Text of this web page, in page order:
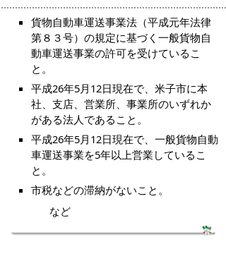
貨物自動車運送事業法（平成元年法律
第８３号）の規定に基づく一般貨物自
動車運送事業の許可を受けているこ
と。
平成26年5月12日現在で、米子市に本
社、支店、営業所、事業所のいずれか
がある法人であること。
平成26年5月12日現在で、一般貨物自動
車運送事業を5年以上営業しているこ
と。
市税などの滞納がないこと。
など